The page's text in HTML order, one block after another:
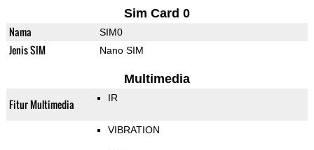
Sim Card 0
Nama SIM0
Jenis SIM Nano SIM
Multimedia
Fitur Multimedia IR
VIBRATION